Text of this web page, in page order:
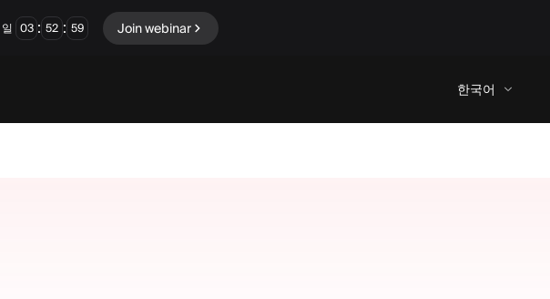
일 03 : 52 : 58 Join webinar
한국어